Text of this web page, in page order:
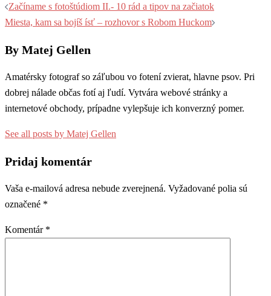
Začíname s fotoštúdiom II.- 10 rád a tipov na začiatok
Miesta, kam sa bojíš ísť – rozhovor s Robom Huckom
By Matej Gellen
Amatérsky fotograf so záľubou vo fotení zvierat, hlavne psov. Pri
dobrej nálade občas fotí aj ľudí. Vytvára webové stránky a
internetové obchody, prípadne vylepšuje ich konverzný pomer.
See all posts by Matej Gellen
Pridaj komentár
Vaša e-mailová adresa nebude zverejnená. Vyžadované polia sú
označené *
Komentár *